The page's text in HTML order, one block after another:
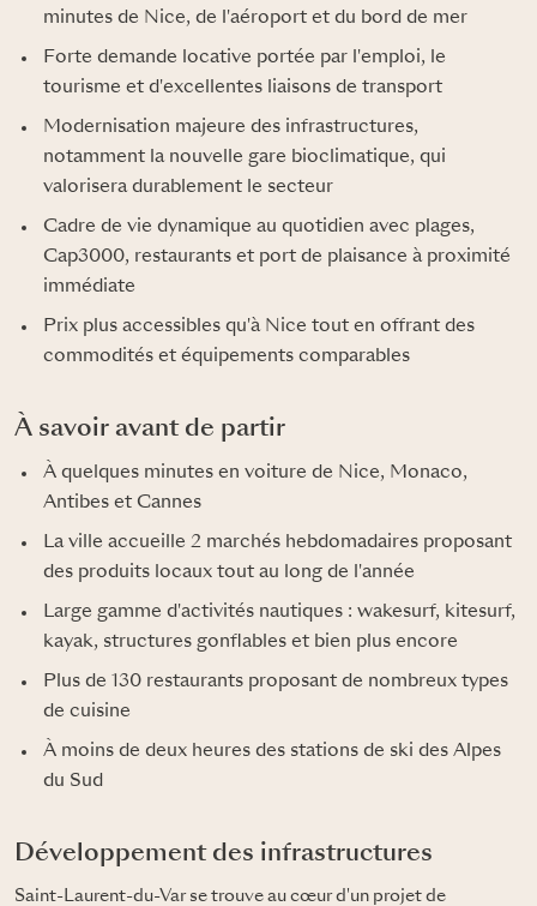
minutes de Nice, de l'aéroport et du bord de mer
Forte demande locative portée par l'emploi, le
tourisme et d'excellentes liaisons de transport
Modernisation majeure des infrastructures,
notamment la nouvelle gare bioclimatique, qui
valorisera durablement le secteur
Cadre de vie dynamique au quotidien avec plages,
Cap3000, restaurants et port de plaisance à proximité
immédiate
Prix plus accessibles qu'à Nice tout en offrant des
commodités et équipements comparables
À savoir avant de partir
À quelques minutes en voiture de Nice, Monaco,
Antibes et Cannes
La ville accueille 2 marchés hebdomadaires proposant
des produits locaux tout au long de l'année
Large gamme d'activités nautiques : wakesurf, kitesurf,
kayak, structures gonflables et bien plus encore
Plus de 130 restaurants proposant de nombreux types
de cuisine
À moins de deux heures des stations de ski des Alpes
du Sud
Développement des infrastructures
Saint-Laurent-du-Var se trouve au cœur d'un projet de